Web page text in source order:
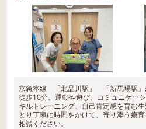
京急本線 「北品川駅」 「新馬場駅」
徒歩10分。運動や遊び、コミュニケー
キルトレーニング、自己肯定感を育む
とり丁寧に時間をかけて、寄り添う療
相談ください。